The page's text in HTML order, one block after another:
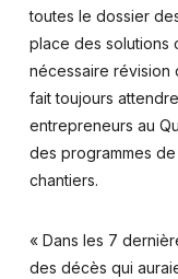
toutes le dossier
place des solutions
nécessaire révision
fait toujours
entrepreneurs au
des programmes
chantiers.
« Dans les 7
des décès qui